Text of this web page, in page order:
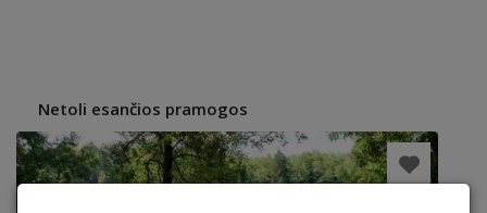
Netoli esančios pramogos